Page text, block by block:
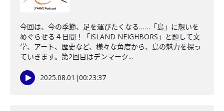
今回は、今の季節、足を運びたくなる……「島」に想いを
めぐらせる４日間！「ISLAND NEIGHBORS」と題して文
学、アート、歴史など、様々な角度から、島の魅力を探っ
ていきます。第2回目はデンマーク...
2025.08.01 |00:23:37